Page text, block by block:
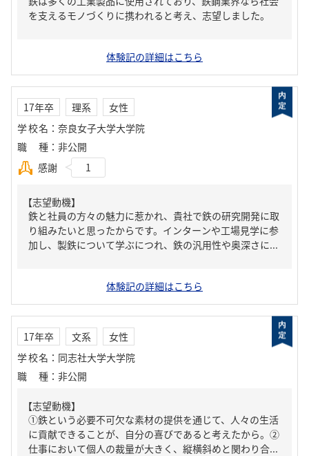
を支えるモノづくりに携われると考え、志望しました。
体験記の詳細はこちら
17年卒 理系
女性
学校名 ： 奈良女子大学大学院
職種 ： 非公開
感謝
1
【志望動機】
鉄と社員の方々の魅力に惹かれ、貴社で鉄の研究開発に取
り組みたいと思ったからです。インターンや工場見学に参
加し、製鉄について学ぶにつれ、鉄の汎用性や奥深さに...
体験記の詳細はこちら
17年卒 文系
女性
学校名 ： 同志社大学大学院
職種 ： 非公開
【志望動機】
①鉄という必要不可欠な素材の提供を通じて、人々の生活
に貢献できることが、自分の喜びであると考えたから。②
仕事において個人の裁量が大きく、縦横斜めと関わり合...